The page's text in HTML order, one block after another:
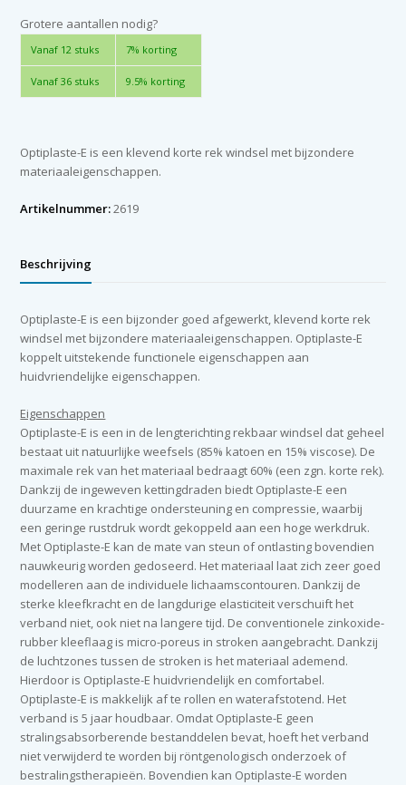
cm
x
2,5
aantal
Grotere aantallen nodig?
Vanaf 12 stuks 7% korting
Vanaf 36 stuks 9.5% korting
Optiplaste-E is een klevend korte rek windsel met bijzondere
materiaaleigenschappen.
Artikelnummer:2619
Beschrijving
Optiplaste-E is een bijzonder goed afgewerkt, klevend korte rek
windsel met bijzondere materiaaleigenschappen. Optiplaste-E
koppelt uitstekende functionele eigenschappen aan
huidvriendelijke eigenschappen.
Eigenschappen
Optiplaste-E is een in de lengterichting rekbaar windsel dat geheel
bestaat uit natuurlijke weefsels (85% katoen en 15% viscose). De
maximale rek van het materiaal bedraagt 60% (een zgn. korte rek).
Dankzij de ingeweven kettingdraden biedt Optiplaste-E een
duurzame en krachtige ondersteuning en compressie, waarbij
een geringe rustdruk wordt gekoppeld aan een hoge werkdruk.
Met Optiplaste-E kan de mate van steun of ontlasting bovendien
nauwkeurig worden gedoseerd. Het materiaal laat zich zeer goed
modelleren aan de individuele lichaamscontouren. Dankzij de
sterke kleefkracht en de langdurige elasticiteit verschuift het
verband niet, ook niet na langere tijd. De conventionele zinkoxide-
rubber kleeflaag is micro-poreus in stroken aangebracht. Dankzij
de luchtzones tussen de stroken is het materiaal ademend.
Hierdoor is Optiplaste-E huidvriendelijk en comfortabel.
Optiplaste-E is makkelijk af te rollen en waterafstotend. Het
verband is 5 jaar houdbaar. Omdat Optiplaste-E geen
stralingsabsorberende bestanddelen bevat, hoeft het verband
niet verwijderd te worden bij röntgenologisch onderzoek of
bestralingstherapieën. Bovendien kan Optiplaste-E worden